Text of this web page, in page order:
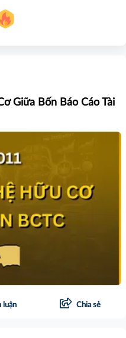
Giữa Bốn Báo Cáo Tài
luận Chia sẻ